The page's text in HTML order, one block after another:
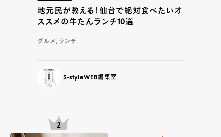
地元民が教える！仙台で絶対食べたいオ
ススメの牛たんランチ10選
グルメ, ランチ
S-styleWEB編集室